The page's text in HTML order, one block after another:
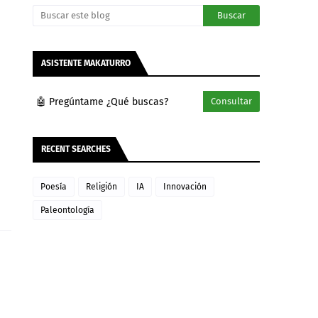
ASISTENTE MAKATURRO
🤖 Pregúntame ¿Qué buscas? Consultar
RECENT SEARCHES
Poesía Religión IA Innovación
Paleontología